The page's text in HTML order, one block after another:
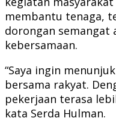
membantu tenaga,
dorongan semangat
kebersamaan.
“Saya ingin
bersama rakyat.
pekerjaan terasa
kata Serda Hulman.